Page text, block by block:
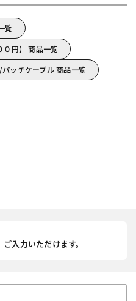
覧
０円】 商品一覧
ッチケーブル 商品一覧
入力いただけます。